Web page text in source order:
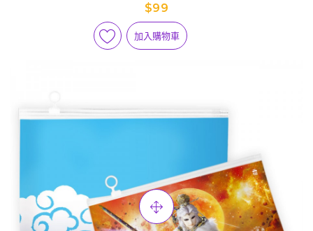
$99
加入購物車